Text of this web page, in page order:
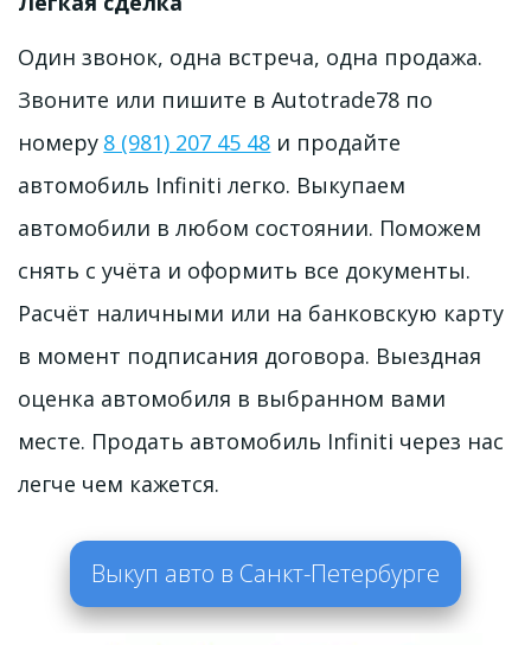
Один звонок, одна встреча, одна продажа.
Звоните или пишите в Autotrade78 по
номеру 8 (981) 207 45 48 и продайте
автомобиль Infiniti легко. Выкупаем
автомобили в любом состоянии. Поможем
снять с учёта и оформить все документы.
Расчёт наличными или на банковскую карту
в момент подписания договора. Выездная
оценка автомобиля в выбранном вами
месте. Продать автомобиль Infiniti через нас
легче чем кажется.
Выкуп авто в Санкт-Петербурге